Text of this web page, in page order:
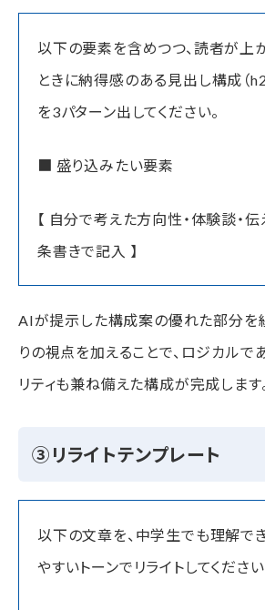
以下の要素を含めつつ、読者が上
ときに納得感のある見出し構成（h2
を3パターン出してください。
■ 盛り込みたい要素
【 自分で考えた方向性・体験談・
条書きで記入 】
AIが提示した構成案の優れた部分を
りの視点を加えることで、ロジカルで
リティも兼ね備えた構成が完成します
③リライトテンプレート
以下の文章を、中学生でも理解で
やすいトーンでリライトしてください